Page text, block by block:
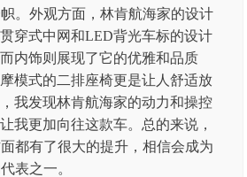
。外观方面，林肯航海家的设计
穿式中网和LED背光车标的设计
内饰则展现了它的优雅和品质
模式的二排座椅更是让人舒适放
我发现林肯航海家的动力和操控
我更加向往这款车。总的来说，
都有了很大的提升，相信会成为
表之一。